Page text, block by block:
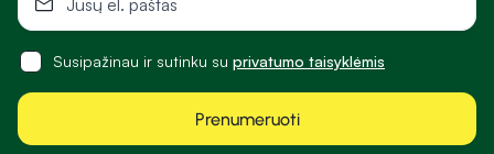
Susipažinau ir sutinku su privatumo taisyklėmis
Prenumeruoti